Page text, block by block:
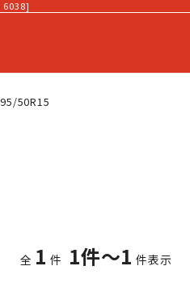
6038]
50R15
全 1 件 1件～1 件表示